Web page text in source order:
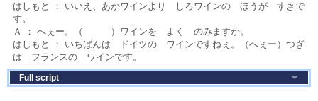
はしもと ： いいえ、あかワインより しろワインの ほうが すきで
す。
Ａ ： へぇー。（ ）ワインを よく のみますか。
はしもと ： いちばんは ドイツの ワインですねぇ。（へぇー）つぎ
は フランスの ワインです。
Full script